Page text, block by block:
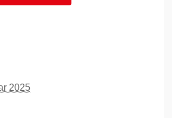
2025